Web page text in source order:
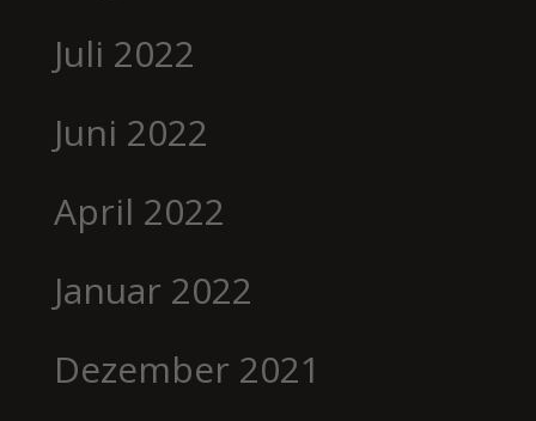
Juli 2022
Juni 2022
April 2022
Januar 2022
Dezember 2021